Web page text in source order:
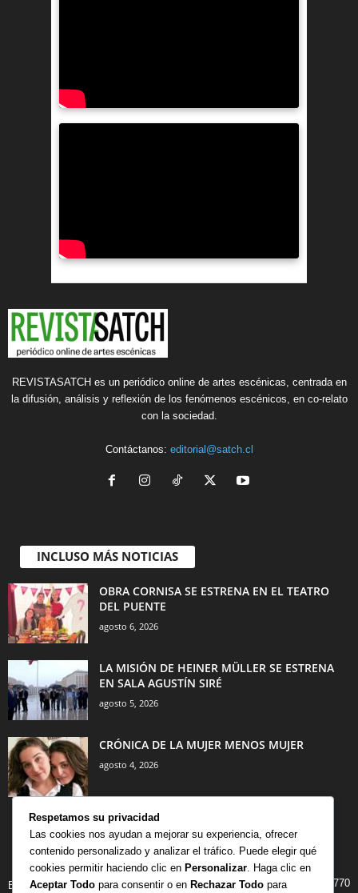
REVISTASATCH es un periódico online de artes escénicas, centrada en
la difusión, análisis y reflexión de los fenómenos escénicos, en co-relato
con la sociedad.
Contáctanos: editorial@satch.cl
INCLUSO MÁS NOTICIAS
OBRA CORNISA SE ESTRENA EN EL TEATRO
DEL PUENTE
agosto 6, 2026
LA MISIÓN DE HEINER MÜLLER SE ESTRENA
EN SALA AGUSTÍN SIRÉ
agosto 5, 2026
CRÓNICA DE LA MUJER MENOS MUJER
agosto 4, 2026
CATEGORÍA POPULAR
BIBLIOTECA 770
Respetamos su privacidad
Las cookies nos ayudan a mejorar su experiencia, ofrecer
contenido personalizado y analizar el tráfico. Puede elegir qué
cookies permitir haciendo clic en Personalizar . Haga clic en
Aceptar Todo para consentir o en Rechazar Todo para